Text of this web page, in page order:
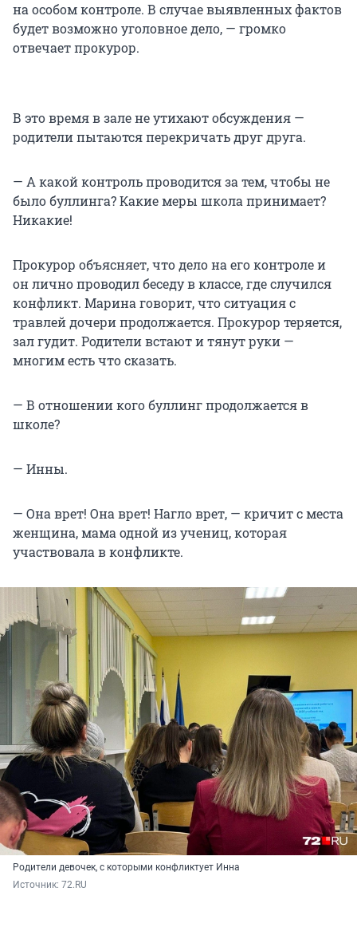
на особом контроле. В случае выявленных фактов
будет возможно уголовное дело, — громко
отвечает прокурор.
В это время в зале не утихают обсуждения —
родители пытаются перекричать друг друга.
— А какой контроль проводится за тем, чтобы не
было буллинга? Какие меры школа принимает?
Никакие!
Прокурор объясняет, что дело на его контроле и
он лично проводил беседу в классе, где случился
конфликт. Марина говорит, что ситуация с
травлей дочери продолжается. Прокурор теряется,
зал гудит. Родители встают и тянут руки —
многим есть что сказать.
— В отношении кого буллинг продолжается в
школе?
— Инны.
— Она врет! Она врет! Нагло врет, — кричит с места
женщина, мама одной из учениц, которая
участвовала в конфликте.
Родители девочек, с которыми конфликтует Инна
Источник: 72.RU